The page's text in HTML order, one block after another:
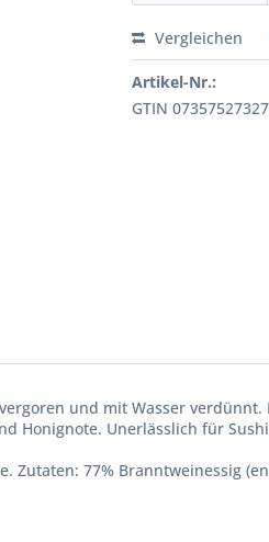
Vergleichen
Artikel-Nr.:
GTIN
und mit Wasser
Honignote. Unerlässlich für
Zutaten: 77% Branntweinessig